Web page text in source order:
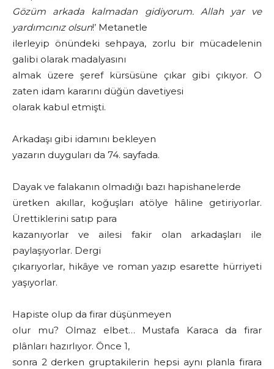
Gözüm arkada kalmadan gidiyorum. Allah yar ve
yardımcınız olsun!’ Metanetle
ilerleyip önündeki sehpaya, zorlu bir mücadelenin
galibi olarak madalyasını
almak üzere şeref kürsüsüne çıkar gibi çıkıyor. O
zaten idam kararını düğün davetiyesi
olarak kabul etmişti.
Arkadaşı gibi idamını bekleyen
yazarın duyguları da 74. sayfada.
Dayak ve falakanın olmadığı bazı hapishanelerde
üretken akıllar, koğuşları atölye hâline getiriyorlar.
Ürettiklerini satıp para
kazanıyorlar ve ailesi fakir olan arkadaşları ile
paylaşıyorlar. Dergi
çıkarıyorlar, hikâye ve roman yazıp esarette hürriyeti
yaşıyorlar.
Hapiste olup da firar düşünmeyen
olur mu? Olmaz elbet… Mustafa Karaca da firar
plânları hazırlıyor. Önce 1,
sonra 2 derken gruptakilerin hepsi aynı planla firara